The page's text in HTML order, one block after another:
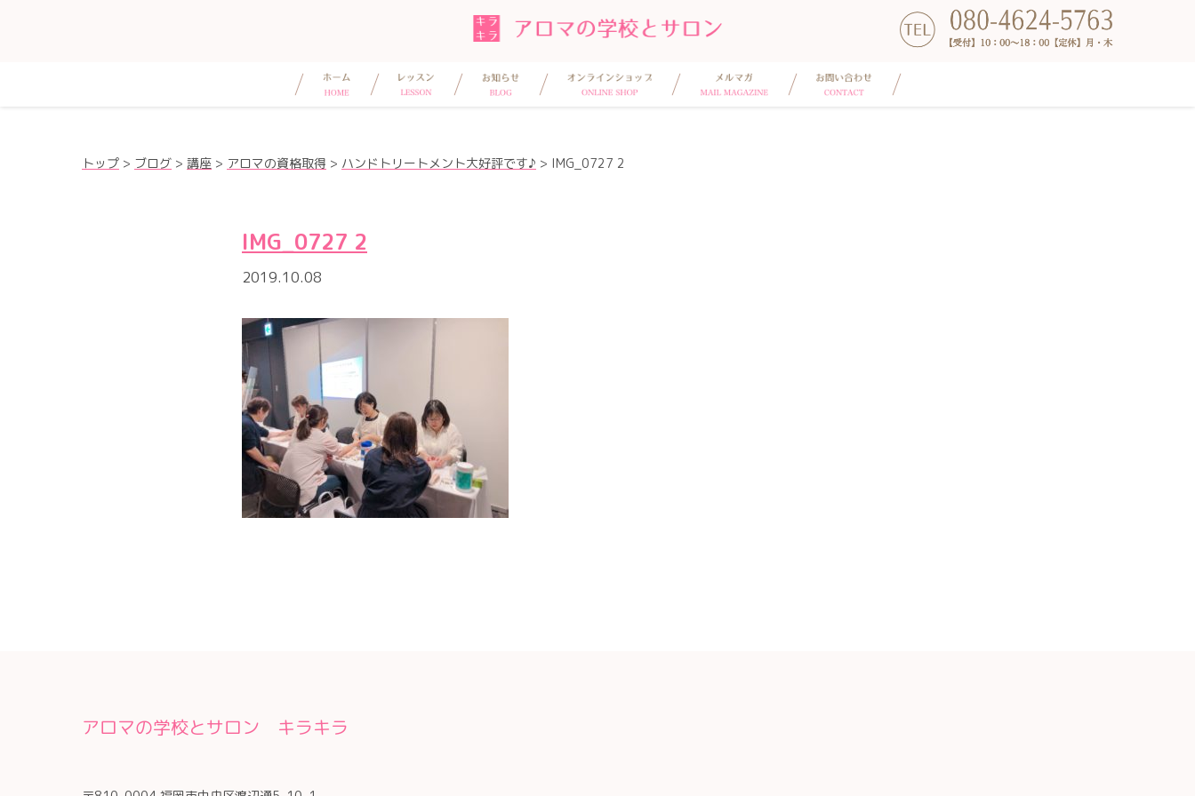
トップ > ブログ > 講座 > アロマの資格取得 > ハンドトリートメント大好評です♪ > IMG_0727 2
IMG_0727 2
2019.10.08
アロマの学校とサロン キラキラ